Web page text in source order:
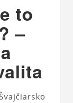
to
–